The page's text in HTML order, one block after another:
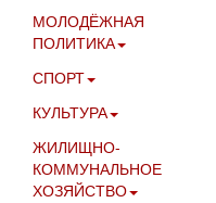
МОЛОДЁЖНАЯ
ПОЛИТИКА
СПОРТ
КУЛЬТУРА
ЖИЛИЩНО-
КОММУНАЛЬНОЕ
ХОЗЯЙСТВО